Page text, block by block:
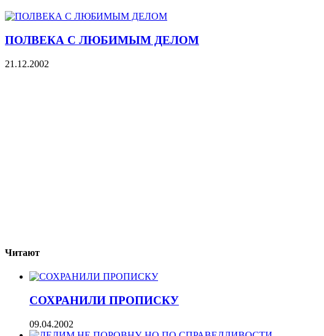
ПОЛВЕКА С ЛЮБИМЫМ ДЕЛОМ
21.12.2002
Читают
СОХРАНИЛИ ПРОПИСКУ
09.04.2002